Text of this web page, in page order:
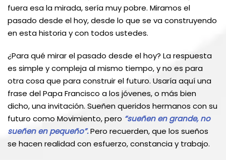
fuera esa la mirada, sería muy pobre. Miramos el
pasado desde el hoy, desde lo que se va construyendo
en esta historia y con todos ustedes.
¿Para qué mirar el pasado desde el hoy? La respuesta
es simple y compleja al mismo tiempo, y no es para
otra cosa que para construir el futuro. Usaría aquí una
frase del Papa Francisco a los jóvenes, o más bien
dicho, una invitación. Sueñen queridos hermanos con su
futuro como Movimiento, pero “sueñen en grande, no
sueñen en pequeño”.Pero recuerden, que los sueños
se hacen realidad con esfuerzo, constancia y trabajo.